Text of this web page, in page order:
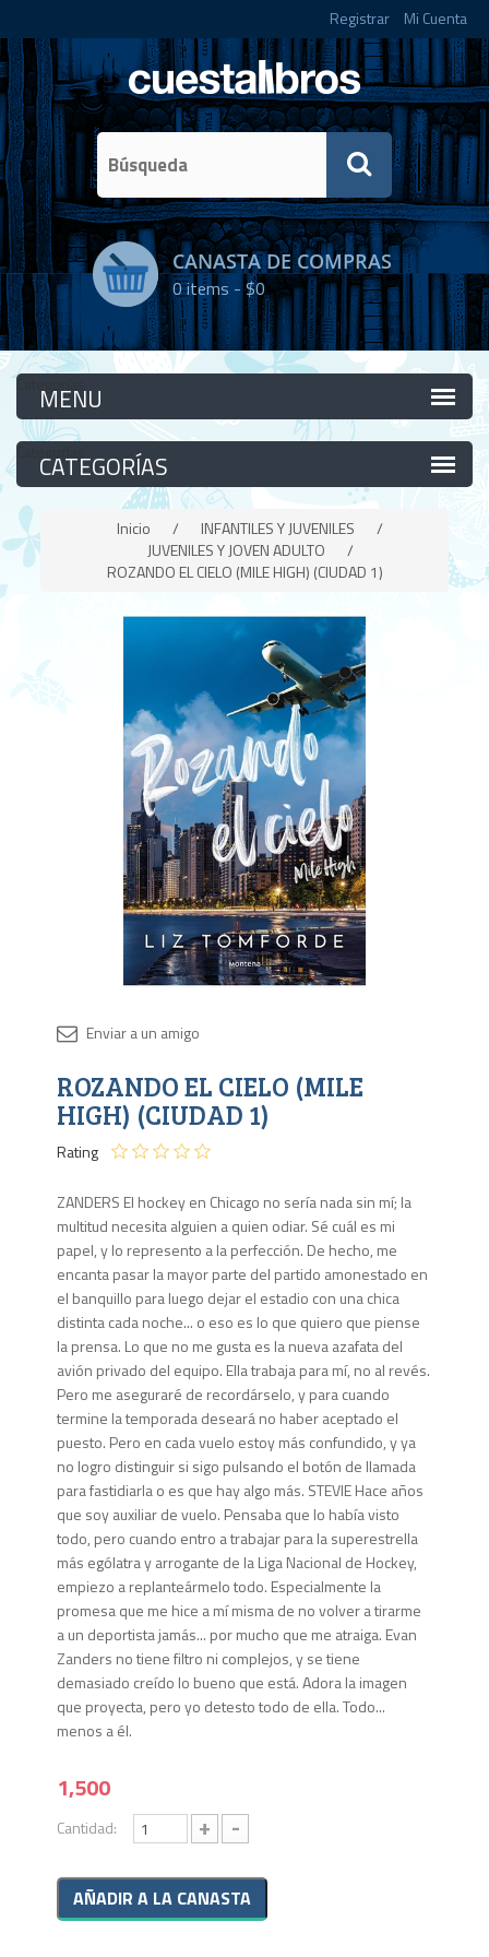
Registrar Mi Cuenta
CANASTA DE COMPRAS
0items -$0
Categorías
Categorías
Inicio / INFANTILES Y JUVENILES
/
JUVENILES Y JOVEN ADULTO
/
ROZANDO EL CIELO (MILE HIGH) (CIUDAD 1)
ROZANDO EL CIELO (MILE
HIGH) (CIUDAD 1)
Rating
ZANDERS El hockey en Chicago no sería nada sin mí; la
multitud necesita alguien a quien odiar. Sé cuál es mi
papel, y lo represento a la perfección. De hecho, me
encanta pasar la mayor parte del partido amonestado en
el banquillo para luego dejar el estadio con una chica
distinta cada noche... o eso es lo que quiero que piense
la prensa. Lo que no me gusta es la nueva azafata del
avión privado del equipo. Ella trabaja para mí, no al revés.
Pero me aseguraré de recordárselo, y para cuando
termine la temporada deseará no haber aceptado el
puesto. Pero en cada vuelo estoy más confundido, y ya
no logro distinguir si sigo pulsando el botón de llamada
para fastidiarla o es que hay algo más. STEVIE Hace años
que soy auxiliar de vuelo. Pensaba que lo había visto
todo, pero cuando entro a trabajar para la superestrella
más ególatra y arrogante de la Liga Nacional de Hockey,
empiezo a replanteármelo todo. Especialmente la
promesa que me hice a mí misma de no volver a tirarme
a un deportista jamás... por mucho que me atraiga. Evan
Zanders no tiene filtro ni complejos, y se tiene
demasiado creído lo bueno que está. Adora la imagen
que proyecta, pero yo detesto todo de ella. Todo...
menos a él.
1,500
Cantidad: + -